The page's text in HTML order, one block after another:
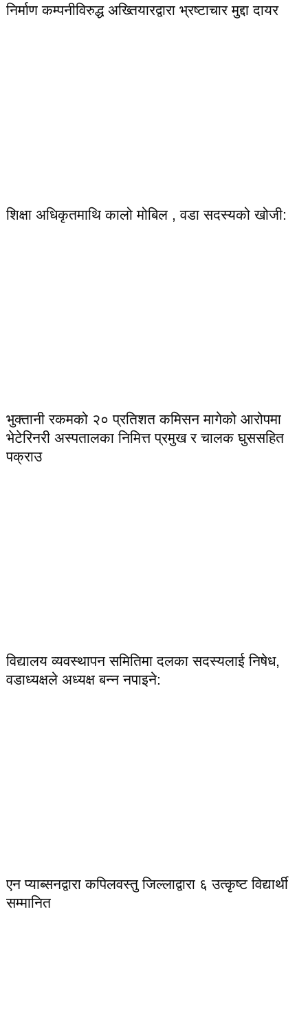
निर्माण कम्पनीविरुद्ध अख्तियारद्वारा भ्रष्टाचार मुद्दा दायर
शिक्षा अधिकृतमाथि कालो मोबिल , वडा सदस्यको खोजी:
भुक्तानी रकमको २० प्रतिशत कमिसन मागेको आरोपमा
भेटेरिनरी अस्पतालका निमित्त प्रमुख र चालक घुससहित
पक्राउ
विद्यालय व्यवस्थापन समितिमा दलका सदस्यलाई निषेध,
वडाध्यक्षले अध्यक्ष बन्न नपाइने:
एन प्याब्सनद्वारा कपिलवस्तु जिल्लाद्वारा ६ उत्कृष्ट विद्यार्थी
सम्मानित